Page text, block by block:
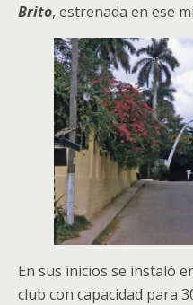
Brito, estrenada en ese
En sus inicios se instaló
club con capacidad para